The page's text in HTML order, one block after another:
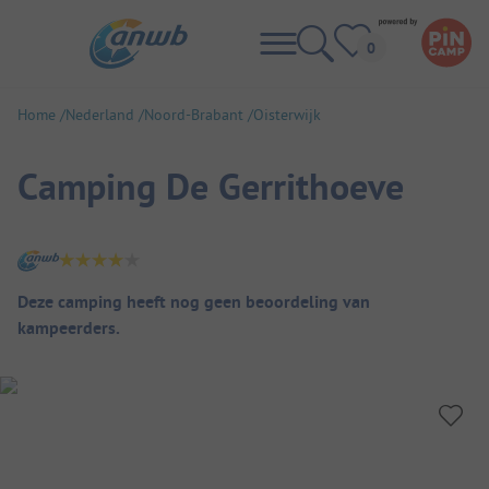
Home Nederland Noord-Brabant Oisterwijk
Camping De Gerrithoeve
Camping overzicht
Deze camping heeft nog geen beoordeling van
kampeerders.